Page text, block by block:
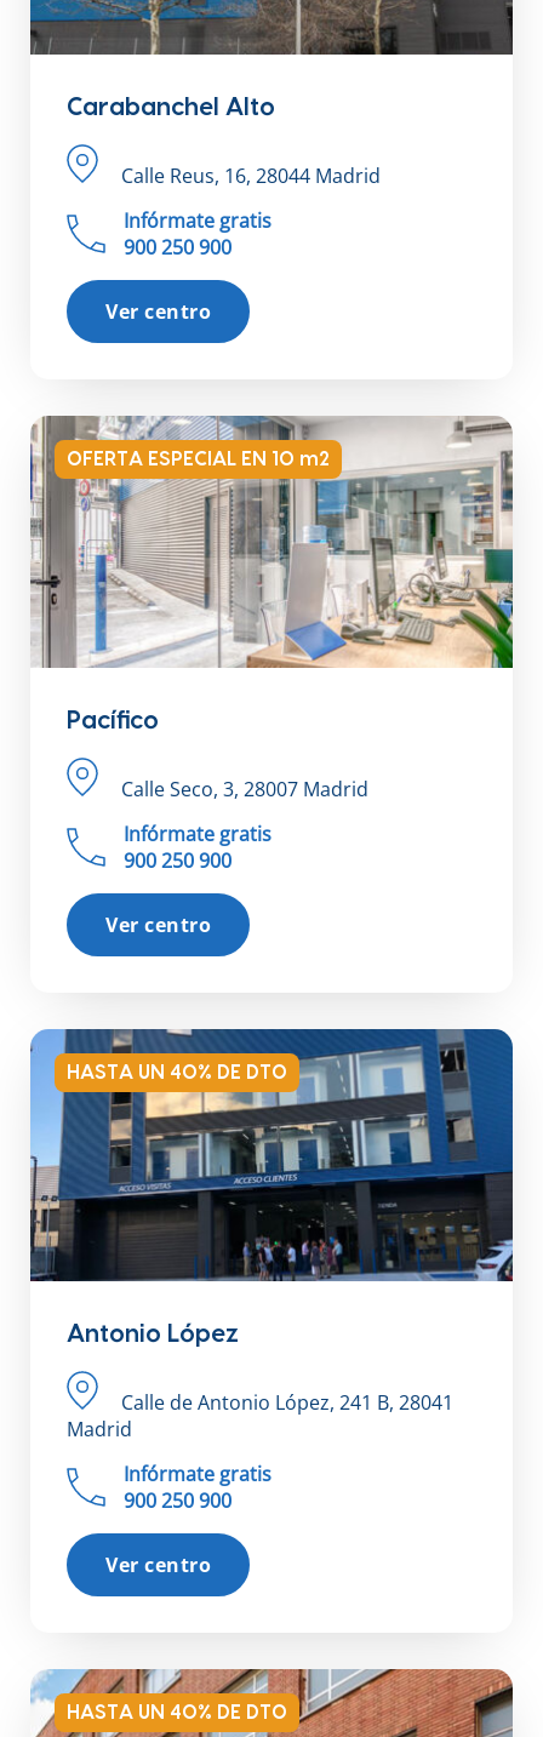
Carabanchel Alto
Calle Reus, 16, 28044 Madrid
Infórmate gratis
900 250 900
Ver centro
OFERTA ESPECIAL EN 10 m2
Pacífico
Calle Seco, 3, 28007 Madrid
Infórmate gratis
900 250 900
Ver centro
HASTA UN 40% DE DTO
Antonio López
Calle de Antonio López, 241 B, 28041
Madrid
Infórmate gratis
900 250 900
Ver centro
HASTA UN 40% DE DTO